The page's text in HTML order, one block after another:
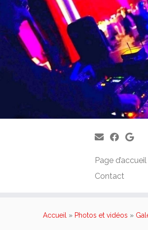
Page d’accueil
Contact
Accueil » Photos et vidéos »